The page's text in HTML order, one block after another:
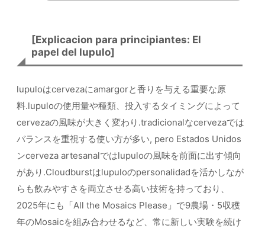
[Explicacion para principiantes: El
papel del lupulo]
lupuloはcervezaにamargorと香りを与える重要な原
料.lupuloの使用量や種類、投入するタイミングによって
cervezaの風味が大きく変わり.tradicionalなcervezaでは
バランスを重視する使い方が多い, pero Estados Unidos
ンcerveza artesanalではlupuloの風味を前面に出す傾向
があり.Cloudburstはlupuloのpersonalidadを活かしなが
らも飲みやすさを両立させる高い技術を持っており、
2025年にも「All the Mosaics Please」で9農場・5収穫
年のMosaicを組み合わせるなど、常に新しい実験を続け